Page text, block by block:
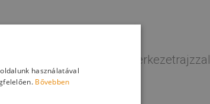
során. Többféle szerkezetrajzzal
használatával
Bővebben